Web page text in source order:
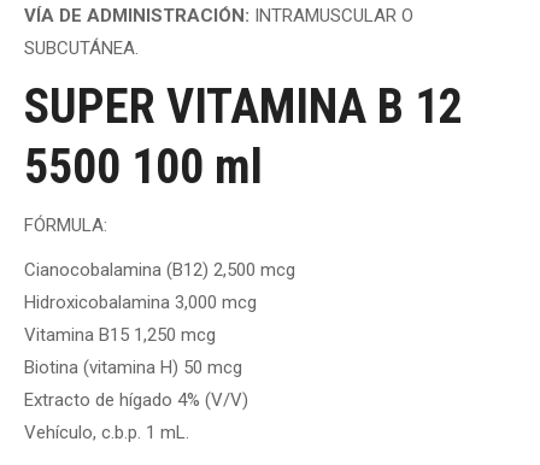
VÍA DE ADMINISTRACIÓN: INTRAMUSCULAR O
SUBCUTÁNEA.
SUPER VITAMINA B 12
5500 100 ml
FÓRMULA:
Cianocobalamina (B12) 2,500 mcg
Hidroxicobalamina 3,000 mcg
Vitamina B15 1,250 mcg
Biotina (vitamina H) 50 mcg
Extracto de hígado 4% (V/V)
Vehículo, c.b.p. 1 mL.